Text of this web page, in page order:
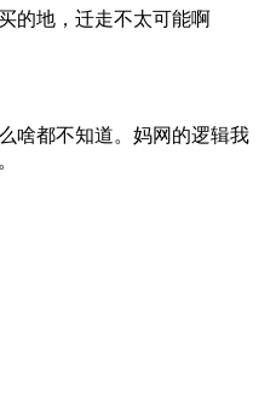
的地，迁走不太可能啊
啥都不知道。妈网的逻辑我